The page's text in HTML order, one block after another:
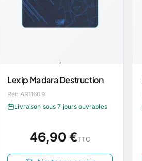
Lexip Madara Destruction
Réf: AR11609
Livraison sous 7 jours ouvrables
46,90 €TTC